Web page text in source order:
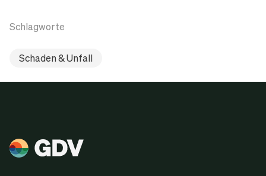
Schlagworte
Schaden & Unfall